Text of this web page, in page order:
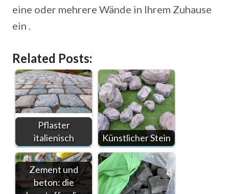
eine oder mehrere Wände in Ihrem Zuhause
ein .
Related Posts:
Pflaster
italienisch
Künstlicher Stein
Zement und
beton: die